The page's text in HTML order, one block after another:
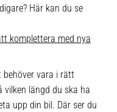
Här kan du se
komplettera med nya
behöver vara i rätt
vilken längd du ska ha
upp din bil. Där ser du